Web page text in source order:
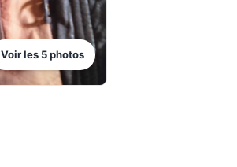
Voir les 5photos